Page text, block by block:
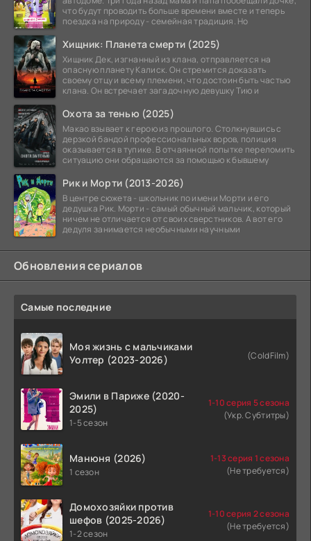
что будут проводить больше времени вместе и теперь
поездка на природу - семейная традиция. Но
Хищник: Планета смерти (2025)
Хищник Дек, изгнанный из клана, отправляется на
опасную планету Калиск. Он стремится доказать
своему отцу и всему племени, что достоин быть частью
клана. Он встречает загадочную девушку Тию и
Охота за тенью (2025)
Макао взывает к герою из прошлого. Столкнувшись с
дерзкой бандой профессиональных воров, полиция
оказывается в тупике. В отчаянной попытке переломить
ситуацию они обращаются за помощью к бывшему
Рик и Морти (2013-2026)
В центре сюжета - школьник по имени Морти и его
дедушка Рик. Морти - самый обычный мальчик, который
ничем не отличается от своих сверстников. А вот его
дедуля занимается необычными научными
Обновления сериалов
Самые последние
Моя жизнь с мальчиками
Уолтер (2023-2026)
(ColdFilm)
Эмили в Париже (2020-
2025)
1-5 сезон
1-10 серия 5 сезона
(Укр. Субтитры)
Манюня (2026)
1 сезон
1-13 серия 1 сезона
(Не требуется)
Домохозяйки против
шефов (2025-2026)
1-2 сезон
1-10 серия 2 сезона
(Не требуется)